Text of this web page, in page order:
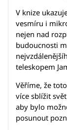
V knize
vesmíru i
nejen nad
budoucnosti
teleskopem
Věříme, že
více sblížit
aby bylo
posunout